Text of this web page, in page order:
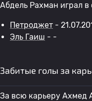
Абдель Рахман играл
Петроджет -
Эль Гаиш - -
Забитые голы за
За всю карьеру Ахмед